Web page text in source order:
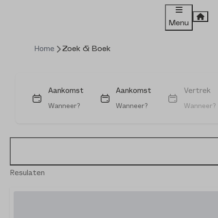
Menu
Home Zoek & Boek
Aankomst
Wanneer?
Aankomst
Wanneer?
Vertrek
Wanneer?
Resulaten